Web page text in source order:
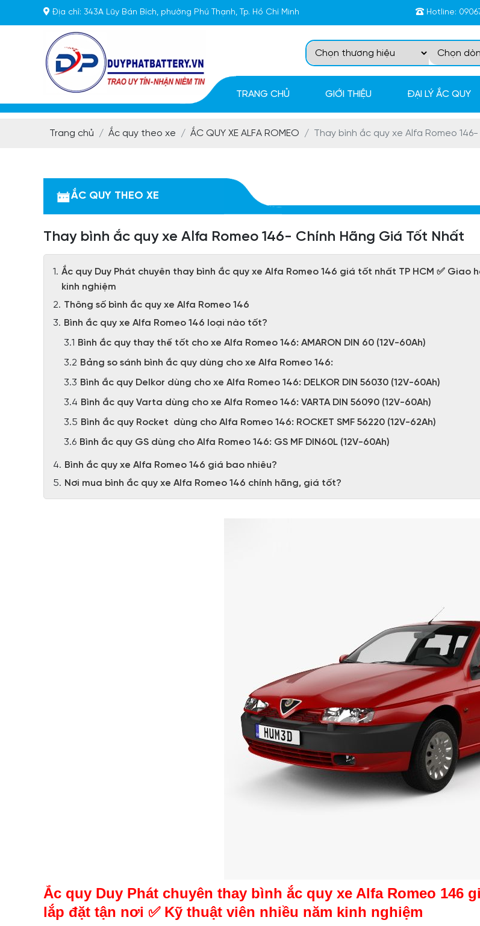
Địa chỉ: 343A Lũy Bán Bích, phường Phú Thạnh, Tp. Hồ Chí Minh Hotline:
TRANG CHỦ GIỚI THIỆU ĐẠI LÝ ẮC QUY
Trang chủ Ắc quy theo xe ẮC QUY XE ALFA ROMEO Thay bình ắc quy xe Alfa Romeo
ẮC QUY THEO XE
Thay bình ắc quy xe Alfa Romeo 146- Chính Hãng Giá Tốt Nhất
Ắc quy Duy Phát chuyên thay bình ắc quy xe Alfa Romeo 146 giá tốt nhất TP HCM ✅
kinh nghiệm
Thông số bình ắc quy xe Alfa Romeo 146
Bình ắc quy xe Alfa Romeo 146 loại nào tốt?
Bình ắc quy thay thế tốt cho xe Alfa Romeo 146: AMARON DIN 60 (12V-60Ah)
Bảng so sánh bình ắc quy dùng cho xe Alfa Romeo 146:
Bình ắc quy Delkor dùng cho xe Alfa Romeo 146: DELKOR DIN 56030 (12V-60Ah)
Bình ắc quy Varta dùng cho xe Alfa Romeo 146: VARTA DIN 56090 (12V-60Ah)
Bình ắc quy Rocket dùng cho Alfa Romeo 146: ROCKET SMF 56220 (12V-62Ah)
Bình ắc quy GS dùng cho Alfa Romeo 146: GS MF DIN60L (12V-60Ah)
Bình ắc quy xe Alfa Romeo 146 giá bao nhiêu?
Nơi mua bình ắc quy xe Alfa Romeo 146 chính hãng, giá tốt?
Ắc quy Duy Phát chuyên thay bình ắc quy xe Alfa Romeo 146
lắp đặt tận nơi ✅ Kỹ thuật viên nhiều năm kinh nghiệm